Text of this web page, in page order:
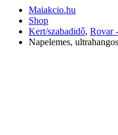
Maiakcio.hu
Shop
Kert/szabadidő, Rovar
Napelemes,